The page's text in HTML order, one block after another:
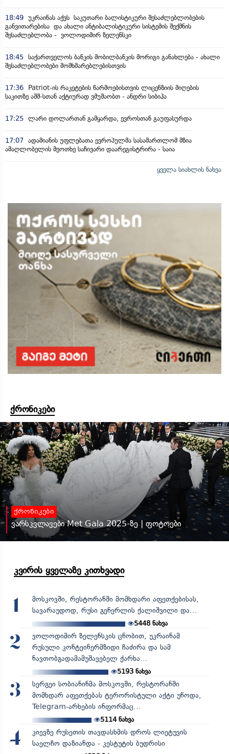
18:49 უკრაინას აქვს საკუთარი ბალისტიკური შესაძლებლობების
განვითარებისა და ახალი ანტიბალისტიკური სისტემის შექმნის
შესაძლებლობა - ვოლოდიმირ ზელენსკი
18:45 საქართველოს ბანკის მობილბანკის მორიგი განახლება - ახალი
შესაძლებლობები მომხმარებლებისთვის
17:36
Patriot-ის რაკეტების წარმოებისთვის ლიცენზიის მიღების
საკითზე აშშ-სთან აქტიურად ვმუშაობთ - ანდრი სიბიჰა
17:25 ლარი დოლართან გამყარდა, ევროსთან გაუფასურდა
17:07 ადამიანის უფლებათა ევროპულმა სასამართლომ მზია
ამაღლობელის მეოთხე საჩივარი დაარეგისტრირა - საია
ყველა სიახლის ნახვა
ქრონიკები
ქრონიკები
ვარსკვლავები Met Gala 2025-ზე | ფოტოები
კვირის ყველაზე კითხვადი
1
მოსკოვში, რესტორანში მომხდარი აფეთქებისას,
სავარაუდოდ, რუსი გენერლის ქალიშვილი და...
5448 ნახვა
2
ვოლოდიმირ ზელენსკის ცნობით, უკრაინამ
რუსული კონტეინერმზიდი ჩაძირა და სამ
ნავთობგადამამუშავებელ ქარხა...
5193ნახვა
3
სერგეი სობიანინმა მოსკოვში, რესტორანში
მომხდარ აფეთქებას ტერორისტული აქტი უწოდა,
Telegram-არხების ინფორმაც...
5114ნახვა
4
კიევზე რუსეთის თავდასხმის დროს ლიეტუვის
საელჩო დაზიანდა - კესტუტის ბუდრისი